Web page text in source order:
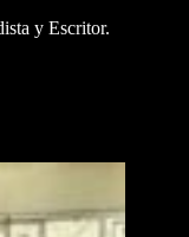
y Escritor.